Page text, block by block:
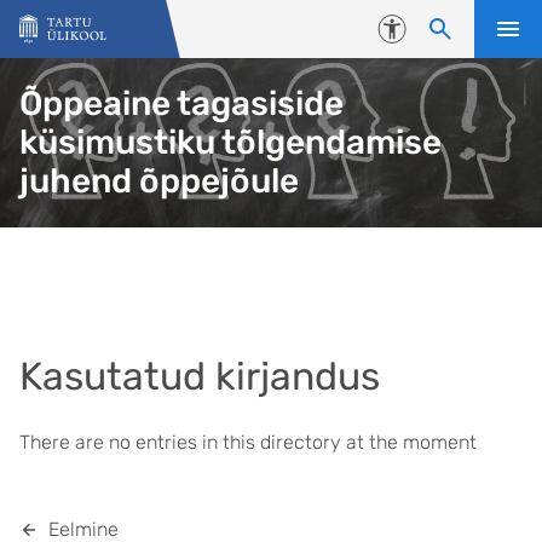
Liigu edasi põhisisu juurde
Juurdepääsetavus
Õppeaine tagasiside
küsimustiku tõlgendamise
juhend õppejõule
Kasutatud kirjandus
There are no entries in this directory at the moment
Eelmine